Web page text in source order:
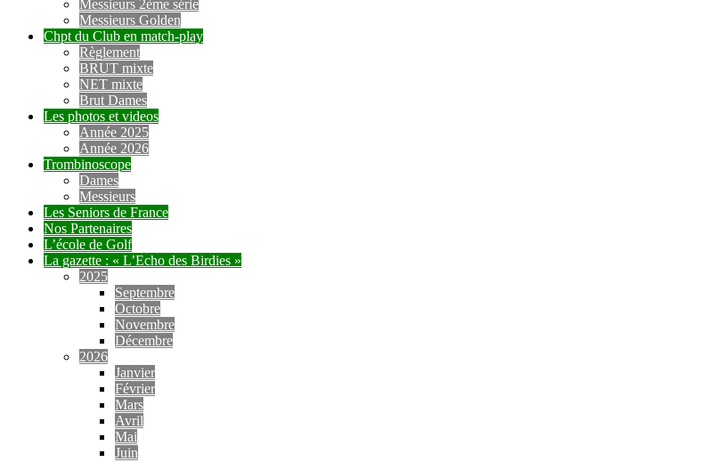
Messieurs 2ème série
Messieurs Golden
Chpt du Club en match-play
Règlement
BRUT mixte
NET mixte
Brut Dames
Les photos et videos
Année 2025
Année 2026
Trombinoscope
Dames
Messieurs
Les Seniors de France
Nos Partenaires
L’école de Golf
La gazette : « L’Echo des Birdies »
2025
Septembre
Octobre
Novembre
Décembre
2026
Janvier
Février
Mars
Avril
Mai
Juin